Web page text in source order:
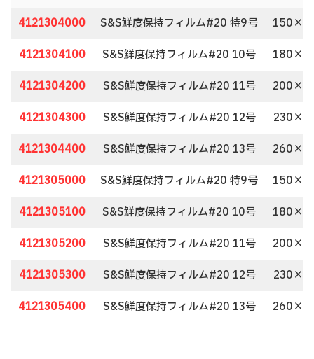
4121304000 S&S鮮度保持フィルム#20 特9号
4121304100
S&S鮮度保持フィルム#20 10号
4121304200
S&S鮮度保持フィルム#20 11号
4121304300
S&S鮮度保持フィルム#20 12号
4121304400
S&S鮮度保持フィルム#20 13号
4121305000
S&S鮮度保持フィルム#20 特9号
4121305100
S&S鮮度保持フィルム#20 10号
4121305200
S&S鮮度保持フィルム#20 11号
4121305300
S&S鮮度保持フィルム#20 12号
4121305400
S&S鮮度保持フィルム#20 13号